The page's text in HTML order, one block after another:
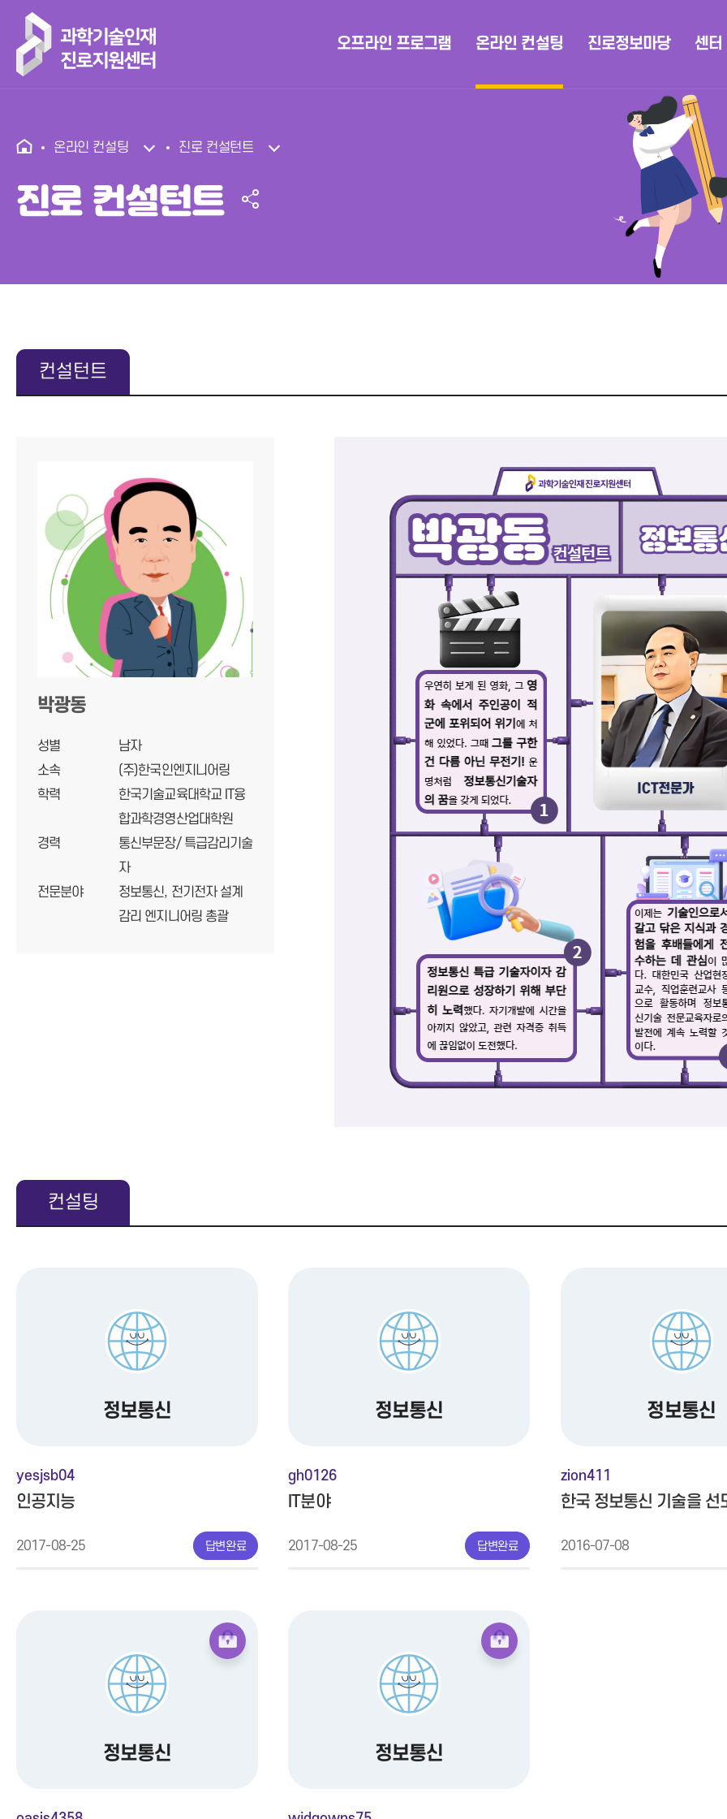
오프라인 프로그램 온라인 컨설팅 진로정보마당 센터
온라인 컨설팅 진로 컨설턴트
진로 컨설턴트
컨설턴트
박광동
성별
남자
소속
(주)한국인엔지니어링
학력
한국기술교육대학교 IT융
합과학경영산업대학원
경력
통신부문장/ 특급감리기술
자
전문분야
정보통신, 전기전자 설계
감리 엔지니어링 총괄
컨설팅
정보통신
yesjsb04
인공지능
2017-08-25 답변완료
정보통신
gh0126
IT분야
2017-08-25 답변완료
정보통신
zion411
2016-07-08
정보통신 정보통신